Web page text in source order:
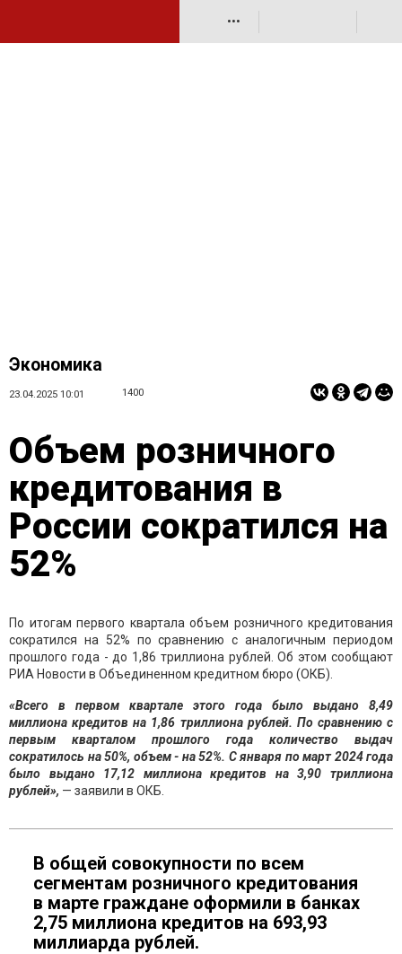
•••
Экономика
23.04.2025 10:01 1400
Объем розничного
кредитования в
России сократился на
52%
По итогам первого квартала объем розничного кредитования
сократился на 52% по сравнению с аналогичным периодом
прошлого года - до 1,86 триллиона рублей. Об этом сообщают
РИА Новости в Объединенном кредитном бюро (ОКБ).
«Всего в первом квартале этого года было выдано 8,49
миллиона кредитов на 1,86 триллиона рублей. По сравнению с
первым кварталом прошлого года количество выдач
сократилось на 50%, объем - на 52%. С января по март 2024 года
было выдано 17,12 миллиона кредитов на 3,90 триллиона
рублей», — заявили в ОКБ.
В общей совокупности по всем
сегментам розничного кредитования
в марте граждане оформили в банках
2,75 миллиона кредитов на 693,93
миллиарда рублей.